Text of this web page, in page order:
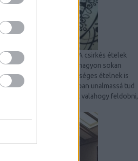
Sült csirkecombos tészta
A csirkés ételek
mindig megunhatatlanok, nagyon sokan
szeretik és egyben egészséges ételnek is
számít. Egy idő után azonban unalmassá tud
válni, ezért érdemes lehet valahogy feldobni,